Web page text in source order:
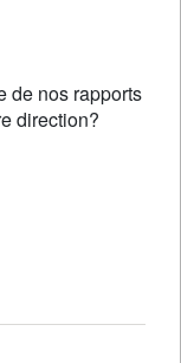
de nos rapports
direction?